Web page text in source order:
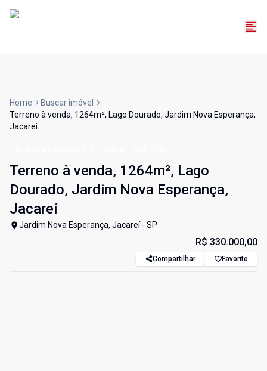
Home
Buscar imóvel
Terreno à venda, 1264m², Lago Dourado, Jardim Nova Esperança,
Jacareí
Terreno à venda, 1264m², Lago
Dourado, Jardim Nova Esperança,
Jacareí
Jardim Nova Esperança, Jacareí - SP
R$ 330.000,00
Compartilhar Favorito